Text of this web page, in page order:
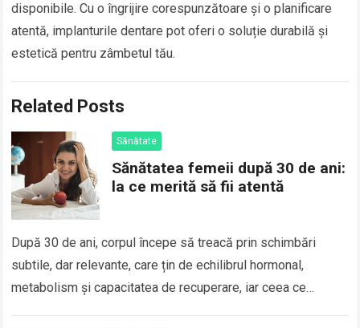
disponibile. Cu o îngrijire corespunzătoare și o planificare
atentă, implanturile dentare pot oferi o soluție durabilă și
estetică pentru zâmbetul tău.
Related Posts
Sănătate
Sănătatea femeii după 30 de ani:
la ce merită să fii atentă
După 30 de ani, corpul începe să treacă prin schimbări
subtile, dar relevante, care țin de echilibrul hormonal,
metabolism și capacitatea de recuperare, iar ceea ce